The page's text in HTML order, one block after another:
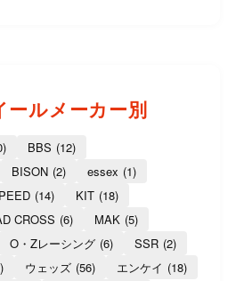
ールメーカー別
BBS (12)
BISON (2) essex (1)
(14) KIT (18)
CROSS (6) MAK (5)
O・Zレーシング (6) SSR (2)
ウェッズ (56) エンケイ (18)